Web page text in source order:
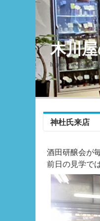
木川
https://
神杜氏来店
酒田研醸会が
前日の見学で